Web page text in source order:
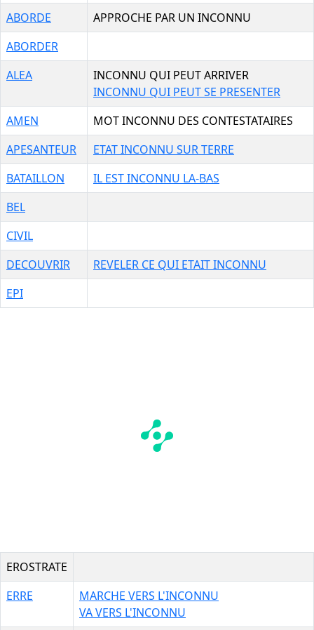
ABORDE
APPROCHE PAR UN INCONNU
ABORDER
ALEA
INCONNU QUI PEUT ARRIVER
INCONNU QUI PEUT SE PRESENTER
AMEN
MOT INCONNU DES CONTESTATAIRES
APESANTEUR
ETAT INCONNU SUR TERRE
BATAILLON
IL EST INCONNU LA-BAS
BEL
CIVIL
DECOUVRIR
REVELER CE QUI ETAIT INCONNU
EPI
EROSTRATE
ERRE
MARCHE VERS L'INCONNU
VA VERS L'INCONNU